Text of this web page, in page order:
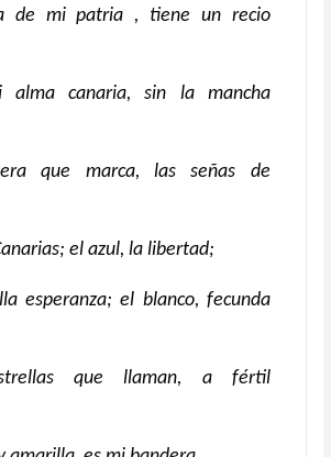
de mi patria , tiene un recio
canaria, sin la mancha
que marca, las señas de
el azul, la libertad;
esperanza; el blanco, fecunda
que llaman, a fértil